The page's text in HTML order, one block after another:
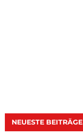
NEUESTE BEITRÄGE